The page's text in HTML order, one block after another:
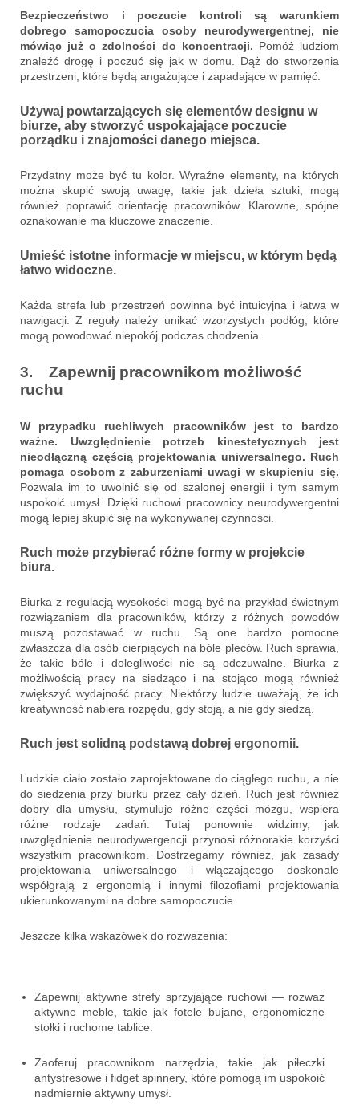
Bezpieczeństwo i poczucie kontroli są warunkiem
dobrego samopoczucia osoby neurodywergentnej, nie
mówiąc już o zdolności do koncentracji. Pomóż ludziom
znaleźć drogę i poczuć się jak w domu. Dąż do stworzenia
przestrzeni, które będą angażujące i zapadające w pamięć.
Używaj powtarzających się elementów designu w
biurze, aby stworzyć uspokajające poczucie
porządku i znajomości danego miejsca.
Przydatny może być tu kolor. Wyraźne elementy, na których
można skupić swoją uwagę, takie jak dzieła sztuki, mogą
również poprawić orientację pracowników. Klarowne, spójne
oznakowanie ma kluczowe znaczenie.
Umieść istotne informacje w miejscu, w którym będą
łatwo widoczne.
Każda strefa lub przestrzeń powinna być intuicyjna i łatwa w
nawigacji. Z reguły należy unikać wzorzystych podłóg, które
mogą powodować niepokój podczas chodzenia.
3. Zapewnij pracownikom możliwość
ruchu
W przypadku ruchliwych pracowników jest to bardzo
ważne. Uwzględnienie potrzeb kinestetycznych jest
nieodłączną częścią projektowania uniwersalnego. Ruch
pomaga osobom z zaburzeniami uwagi w skupieniu się.
Pozwala im to uwolnić się od szalonej energii i tym samym
uspokoić umysł. Dzięki ruchowi pracownicy neurodywergentni
mogą lepiej skupić się na wykonywanej czynności.
Ruch może przybierać różne formy w projekcie
biura.
Biurka z regulacją wysokości mogą być na przykład świetnym
rozwiązaniem dla pracowników, którzy z różnych powodów
muszą pozostawać w ruchu. Są one bardzo pomocne
zwłaszcza dla osób cierpiących na bóle pleców. Ruch sprawia,
że takie bóle i dolegliwości nie są odczuwalne. Biurka z
możliwością pracy na siedząco i na stojąco mogą również
zwiększyć wydajność pracy. Niektórzy ludzie uważają, że ich
kreatywność nabiera rozpędu, gdy stoją, a nie gdy siedzą.
Ruch jest solidną podstawą dobrej ergonomii.
Ludzkie ciało zostało zaprojektowane do ciągłego ruchu, a nie
do siedzenia przy biurku przez cały dzień. Ruch jest również
dobry dla umysłu, stymuluje różne części mózgu, wspiera
różne rodzaje zadań. Tutaj ponownie widzimy, jak
uwzględnienie neurodywergencji przynosi różnorakie korzyści
wszystkim pracownikom. Dostrzegamy również, jak zasady
projektowania uniwersalnego i włączającego doskonale
współgrają z ergonomią i innymi filozofiami projektowania
ukierunkowanymi na dobre samopoczucie.
Jeszcze kilka wskazówek do rozważenia:
Zapewnij aktywne strefy sprzyjające ruchowi — rozważ
aktywne meble, takie jak fotele bujane, ergonomiczne
stołki i ruchome tablice.
Zaoferuj pracownikom narzędzia, takie jak piłeczki
antystresowe i fidget spinnery, które pomogą im uspokoić
nadmiernie aktywny umysł.